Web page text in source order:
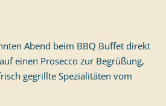
Abend beim BBQ Buffet direkt
einen Prosecco zur Begrüßung,
gegrillte Spezialitäten vom